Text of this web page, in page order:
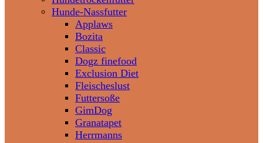
Hunde-Nassfutter
Applaws
Bozita
Classic
Dogz finefood
Exclusion Diet
Fleischeslust
Futtersoße
GimDog
Granatapet
Herrmanns